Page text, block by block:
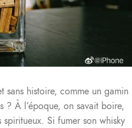
sans histoire, comme un gamin
? À l’époque, on savait boire,
Si fumer son whisky